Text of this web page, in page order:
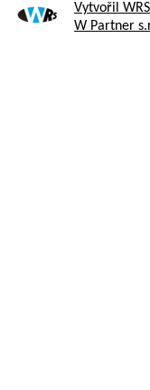
Vytvořil WRS
W Partner